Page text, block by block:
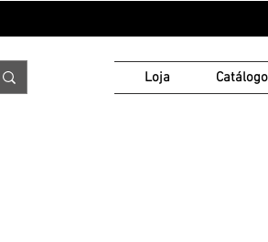
Loja Catálogo